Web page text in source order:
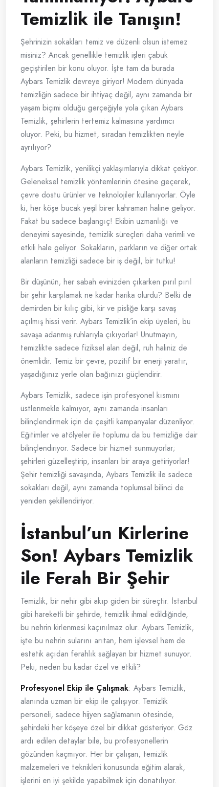
Temizlik ile Tanışın!
Şehrinizin sokakları temiz ve düzenli olsun istemez
misiniz? Ancak genellikle temizlik işleri çabuk
geçiştirilen bir konu oluyor. İşte tam da burada
Aybars Temizlik devreye giriyor! Modern dünyada
temizliğin sadece bir ihtiyaç değil, aynı zamanda bir
yaşam biçimi olduğu gerçeğiyle yola çıkan Aybars
Temizlik, şehirlerin tertemiz kalmasına yardımcı
oluyor. Peki, bu hizmet, sıradan temizlikten neyle
ayrılıyor?
Aybars Temizlik, yenilikçi yaklaşımlarıyla dikkat çekiyor.
Geleneksel temizlik yöntemlerinin ötesine geçerek,
çevre dostu ürünler ve teknolojiler kullanıyorlar. Öyle
ki, her köşe bucak yeşil birer kahraman haline geliyor.
Fakat bu sadece başlangıç! Ekibin uzmanlığı ve
deneyimi sayesinde, temizlik süreçleri daha verimli ve
etkili hale geliyor. Sokakların, parkların ve diğer ortak
alanların temizliği sadece bir iş değil, bir tutku!
Bir düşünün, her sabah evinizden çıkarken pırıl pırıl
bir şehir karşılamak ne kadar harika olurdu? Belki de
demirden bir kılıç gibi, kir ve pisliğe karşı savaş
açılmış hissi verir. Aybars Temizlik’in ekip üyeleri, bu
savaşa adanmış ruhlarıyla çıkıyorlar! Unutmayın,
temizlikte sadece fiziksel alan değil, ruh haliniz de
önemlidir. Temiz bir çevre, pozitif bir enerji yaratır;
yaşadığınız yerle olan bağınızı güçlendirir.
Aybars Temizlik, sadece işin profesyonel kısmını
üstlenmekle kalmıyor, aynı zamanda insanları
bilinçlendirmek için de çeşitli kampanyalar düzenliyor.
Eğitimler ve atölyeler ile toplumu da bu temizliğe dair
bilinçlendiriyor. Sadece bir hizmet sunmuyorlar;
şehirleri güzelleştirip, insanları bir araya getiriyorlar!
Şehir temizliği savaşında, Aybars Temizlik ile sadece
sokakları değil, aynı zamanda toplumsal bilinci de
yeniden şekillendiriyor.
İstanbul’un Kirlerine
Son! Aybars Temizlik
ile Ferah Bir Şehir
Temizlik, bir nehir gibi akıp giden bir süreçtir. İstanbul
gibi hareketli bir şehirde, temizlik ihmal edildiğinde,
bu nehrin kirlenmesi kaçınılmaz olur. Aybars Temizlik,
işte bu nehrin sularını arıtan, hem işlevsel hem de
estetik açıdan ferahlık sağlayan bir hizmet sunuyor.
Peki, neden bu kadar özel ve etkili?
Profesyonel Ekip ile Çalışmak: Aybars Temizlik,
alanında uzman bir ekip ile çalışıyor. Temizlik
personeli, sadece hijyen sağlamanın ötesinde,
şehirdeki her köşeye özel bir dikkat gösteriyor. Göz
ardı edilen detaylar bile, bu profesyonellerin
gözünden kaçmıyor. Her bir çalışan, temizlik
malzemeleri ve teknikleri konusunda eğitim alarak,
işlerini en iyi şekilde yapabilmek için donatılıyor.